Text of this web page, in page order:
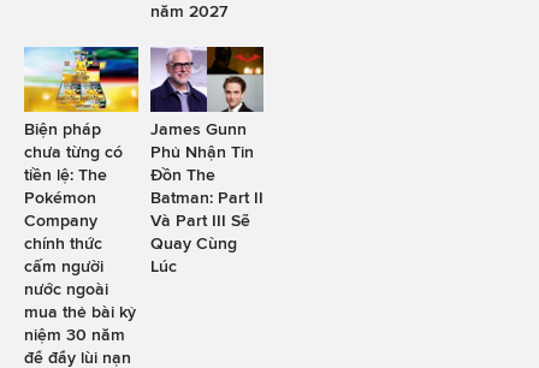
năm 2027
Biện pháp
chưa từng có
tiền lệ: The
Pokémon
Company
chính thức
cấm người
nước ngoài
mua thẻ bài kỷ
niệm 30 năm
để đẩy lùi nạn
James Gunn
Phủ Nhận Tin
Đồn The
Batman: Part II
Và Part III Sẽ
Quay Cùng
Lúc